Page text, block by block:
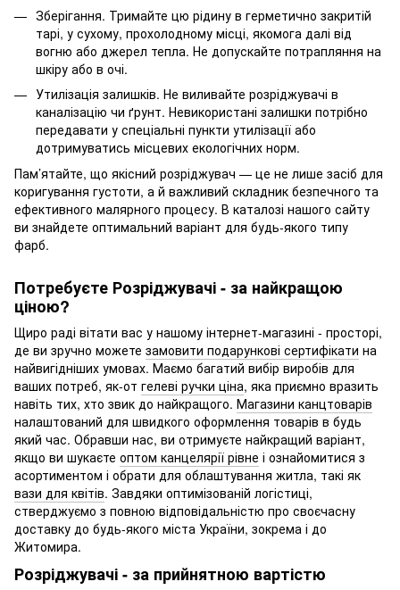
Зберігання. Тримайте цю рідину в герметично закритій
тарі, у сухому, прохолодному місці, якомога далі від
вогню або джерел тепла. Не допускайте потрапляння на
шкіру або в очі.
Утилізація залишків. Не виливайте розріджувачі в
каналізацію чи ґрунт. Невикористані залишки потрібно
передавати у спеціальні пункти утилізації або
дотримуватись місцевих екологічних норм.
Пам’ятайте, що якісний розріджувач — це не лише засіб для
коригування густоти, а й важливий складник безпечного та
ефективного малярного процесу. В каталозі нашого сайту
ви знайдете оптимальний варіант для будь-якого типу
фарб.
Потребуєте Розріджувачі - за найкращою
ціною?
Щиро раді вітати вас у нашому інтернет-магазині - просторі,
де ви зручно можете замовити подарункові сертифікати на
найвигідніших умовах. Маємо багатий вибір виробів для
ваших потреб, як-от гелеві ручки ціна, яка приємно вразить
навіть тих, хто звик до найкращого. Магазини канцтоварів
налаштований для швидкого оформлення товарів в будь
який час. Обравши нас, ви отримуєте найкращий варіант,
якщо ви шукаєте оптом канцелярії рівне і ознайомитися з
асортиментом і обрати для облаштування житла, такі як
вази для квітів. Завдяки оптимізованій логістиці,
стверджуємо з повною відповідальністю про своєчасну
доставку до будь-якого міста України, зокрема і до
Житомира.
Розріджувачі - за прийнятною вартістю